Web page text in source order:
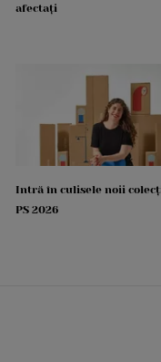
afectați
Intră în culisele noii
PS 2026